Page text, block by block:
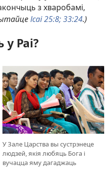
з хваробамі,
Ісаі 25:8;33:24.)
Раі?
У Зале Царства вы сустрэнеце
людзей, якія любяць Бога і
вучацца яму дагаджаць